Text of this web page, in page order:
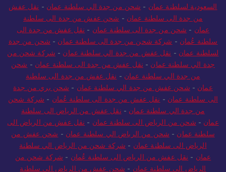
السعودية لسلطنة عمان - شحن من جدة الي سلطنة عمان - نقل عفش
من جدة الى سلطنة عمان - شحن عفش من جدة الى سلطنة
عمان - شحن من جدة الى سلطنة عمان - نقل عفش من جدة الى
سلطنة عُمان - شركة شحن من جدة الى سلطنة عمان - شحن من جدة
لسلطنة عمان - نقل عفش من جدة الي سلطنة عمان - شركة شحن من
جدة الي سلطنة عمان - نقل عفش من جدة الى سلطنة عمان - شحن
من جدة الي سلطنة عمان - نقل عفش من جدة الى سلطنة
عمان - شحن عفش من جدة الي سلطنة عمان - شحن بري من جدة
الى سلطنة عمان - نقل عفش من جدة الى سلطنة عُمان - شركة شحن
من جدة الي سلطنة عمان - نقل عفش من الرياض الى سلطنة
عمان - شحن من الرياض الى سلطنة عمان - نقل عفش من الرياض الى
سلطنة عمان - شحن من الرياض الي سلطنة عمان - شحن عفش من
الرياض الى سلطنة عمان - شركة شحن من الرياض الي سلطنة
عمان - نقل عفش من الرياض الى سلطنة عُمان - شركة شحن من
الرياض الي سلطنة عمان - شحن عفش من الرياض الي سلطنة